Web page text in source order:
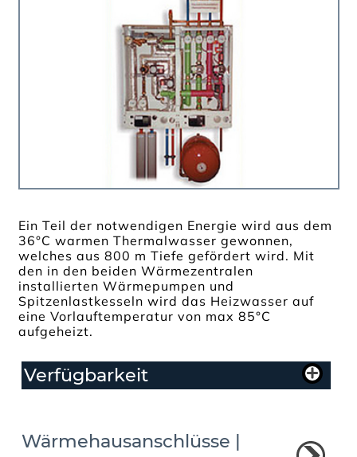
Ein Teil der notwendigen Energie wird aus dem
36°C warmen Thermalwasser gewonnen,
welches aus 800 m Tiefe gefördert wird. Mit
den in den beiden Wärmezentralen
installierten Wärmepumpen und
Spitzenlastkesseln wird das Heizwasser auf
eine Vorlauftemperatur von max 85°C
aufgeheizt.
Verfügbarkeit
Wärmehausanschlüsse |